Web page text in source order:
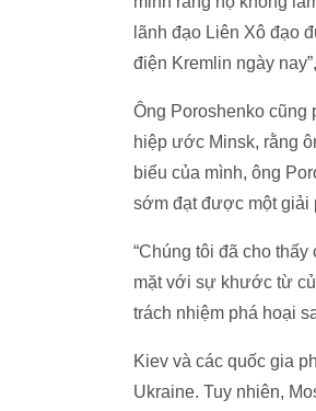
lãnh đạo Liên Xô đạo
điện Kremlin ngày
Ông Poroshenko cũng
hiệp ước Minsk, rằng
biểu của mình, ông
sớm đạt được một giải
“Chúng tôi đã cho
mặt với sự khước từ
trách nhiệm phá hoại
Kiev và các quốc gia
Ukraine. Tuy nhiên,